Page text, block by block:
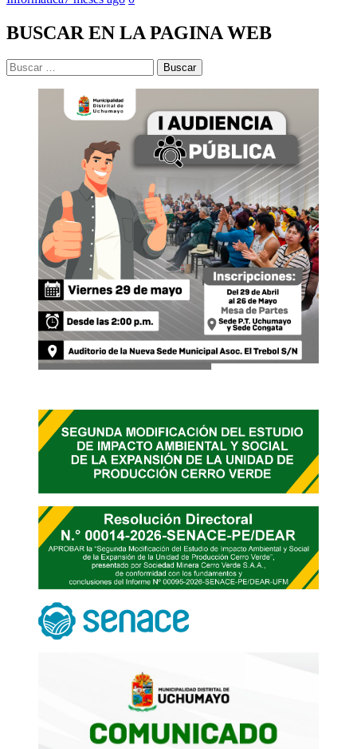
BUSCAR EN LA PAGINA WEB
Buscar: